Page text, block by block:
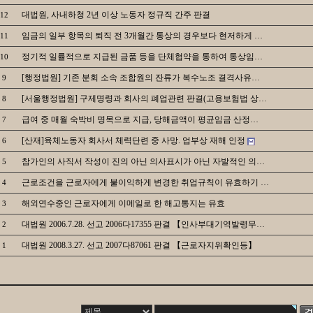
12 대법원, 사내하청 2년 이상 노동자 정규직 간주 판결
11 임금의 일부 항목의 퇴직 전 3개월간 통상의 경우보다 현저하게 …
10 정기적 일률적으로 지급된 금품 등을 단체협약을 통하여 통상임…
9 [행정법원] 기존 분회 소속 조합원의 잔류가 복수노조 결격사유…
8 [서울행정법원] 구제명령과 회사의 폐업관련 판결(고용보험법 상…
7 급여 중 매월 숙박비 명목으로 지급, 당해금액이 평균임금 산정…
6 [산재]육체노동자 회사서 체력단련 중 사망. 업부상 재해 인정
5 참가인의 사직서 작성이 진의 아닌 의사표시가 아닌 자발적인 의…
4 근로조건을 근로자에게 불이익하게 변경한 취업규칙이 유효하기 …
3 해외연수중인 근로자에게 이메일로 한 해고통지는 유효
2 대법원 2006.7.28. 선고 2006다17355 판결 【인사부대기역발령무…
1 대법원 2008.3.27. 선고 2007다87061 판결 【근로자지위확인등】